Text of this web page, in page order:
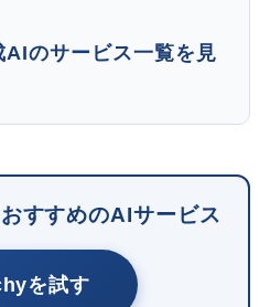
のサービス一覧を見
すすめのAIサービス
を試す